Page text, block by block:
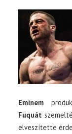
Eminem
Fuquát
elveszítette